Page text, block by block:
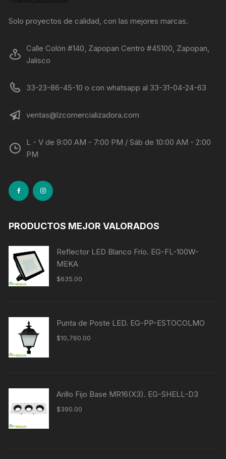
Solo proyectos de calidad, con las mejores marcas.
Calle Colón #140, Zapopan Centro #45100, Zapopan,
Jalisco
33-23-86-45-10 o con whatsapp al 33-31-04-24-63
ventas@lzcomercializadora.com
L - V de 9:00 AM - 7:00 PM / Sáb de 10:00 AM - 2:00
PM
PRODUCTOS MEJOR VALORADOS
Reflector LED Blanco Frío. EG-FL-100W-
MEKA
$635.00
Punta de Poste LED. EG-PP-ESTOCOLMO
$10,760.00
Arillo Fijo Base MR16(X3). EG-SHELL-D3
$390.00